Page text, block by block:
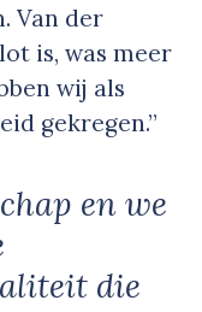
Van der
is, was meer
wij als
gekregen.”
en we
die